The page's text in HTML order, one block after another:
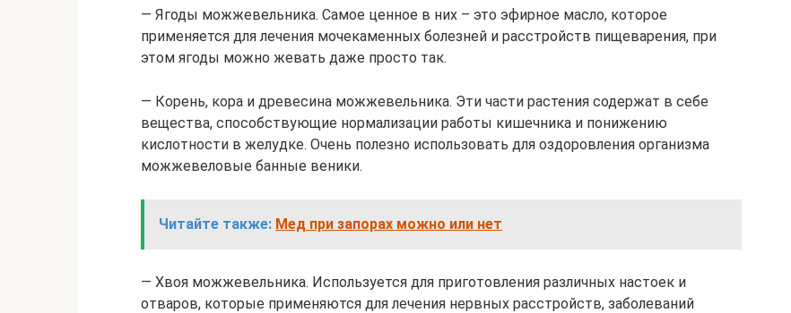
— Ягоды можжевельника. Самое ценное в них – это эфирное масло, которое
применяется для лечения мочекаменных болезней и расстройств пищеварения, при
этом ягоды можно жевать даже просто так.
— Корень, кора и древесина можжевельника. Эти части растения содержат в себе
вещества, способствующие нормализации работы кишечника и понижению
кислотности в желудке. Очень полезно использовать для оздоровления организма
можжевеловые банные веники.
Читайте также: Мед при запорах можно или нет
— Хвоя можжевельника. Используется для приготовления различных настоек и
отваров, которые применяются для лечения нервных расстройств, заболеваний